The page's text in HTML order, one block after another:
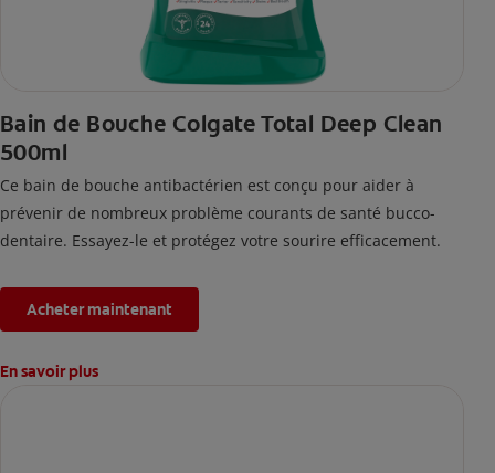
Bain de Bouche Colgate Total Deep Clean
500ml
Ce bain de bouche antibactérien est conçu pour aider à
prévenir de nombreux problème courants de santé bucco-
dentaire. Essayez-le et protégez votre sourire efficacement.
Acheter maintenant
En savoir plus